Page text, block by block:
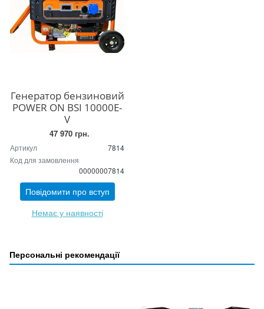
Генератор бензиновий
POWER ON BSI 10000E-
V
47 970 грн.
Артикул
7814
Код для замовлення
00000007814
Повідомити про вступ
Немає у наявності
Персональні рекомендації